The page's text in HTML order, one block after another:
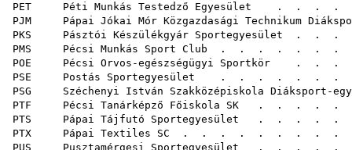
PET Péti Munkás Testedző Egyesület . . . .
PJM Pápai Jókai Mór Közgazdasági Technikum
PKS Pásztói Készülékgyár Sportegyesület . . .
PMS Pécsi Munkás Sport Club . . . . . . .
POE Pécsi Orvos-egészségügyi Sportkör . . .
PSE Postás Sportegyesület . . . . . . . .
PSG Széchenyi István Szakközépiskola Diáksport-
PTF Pécsi Tanárképző Főiskola SK . . . . .
PTS Pápai Tájfutó Sportegyesület . . . . .
PTX Pápai Textiles SC . . . . . . . .
PUS Pusztamérgesi Sportegyesület . . . . . . .